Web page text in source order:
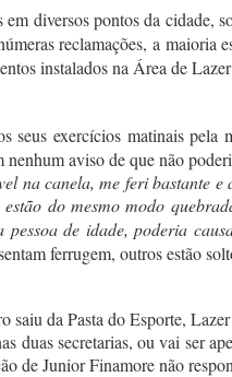
diversos pontos da
reclamações, a
instalados na Área de
seus exercícios matinais
aviso de que não
na canela, me feri
do mesmo modo
de idade, poderia
ferrugem, outros estão
saiu da Pasta do Esporte,
duas secretarias, ou vai ser
de Junior Finamore não